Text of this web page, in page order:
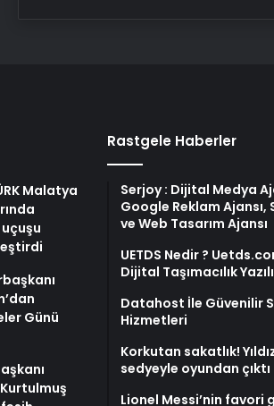
Malatya
Günü
Rastgele Haberler
Serjoy : Dijital Medya
Google Reklam Ajansı,
ve Web Tasarım Ajansı
UETDS Nedir ?
Dijital Taşımacılık
Datahost İle Güvenilir
Hizmetleri
Korkutan sakatlık!
sedyeyle oyundan çıktı
Lionel Messi’nin favori